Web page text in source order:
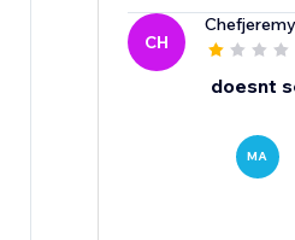
CH
Chefjeremy
doesnt
MA